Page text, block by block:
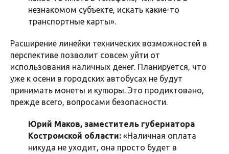
незнакомом субъекте, искать какие-то
транспортные карты».
Расширение линейки технических возможностей в
перспективе позволит совсем уйти от
использования наличных денег. Планируется, что
уже к осени в городских автобусах не будут
принимать монеты и купюры. Это продиктовано,
прежде всего, вопросами безопасности.
Юрий Маков, заместитель губернатора
Костромской области: «Наличная оплата
никуда не уходит, она просто будет в